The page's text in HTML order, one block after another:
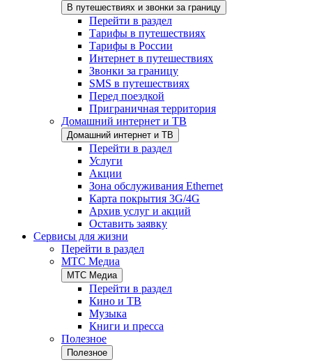
В путешествиях и звонки за границу
Перейти в раздел
Тарифы в путешествиях
Тарифы в России
Интернет в путешествиях
Звонки за границу
SMS в путешествиях
Перед поездкой
Приграничная территория
Домашний интернет и ТВ
Домашний интернет и ТВ
Перейти в раздел
Услуги
Акции
Зона обслуживания Ethernet
Карта покрытия 3G/4G
Архив услуг и акций
Оставить заявку
Сервисы для жизни
Перейти в раздел
МТС Медиа
МТС Медиа
Перейти в раздел
Кино и ТВ
Музыка
Книги и пресса
Полезное
Полезное